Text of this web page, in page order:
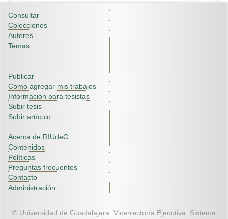
Consultar
Colecciones
Autores
Temas
Publicar
Como agregar mis trabajos
Información para tesistas
Subir tesis
Subir artículo
Acerca de RIUdeG
Contenidos
Políticas
Preguntas frecuentes
Contacto
Administración
© Universidad de Guadalajara. Vicerrectoría Ejecutiva. Sistema